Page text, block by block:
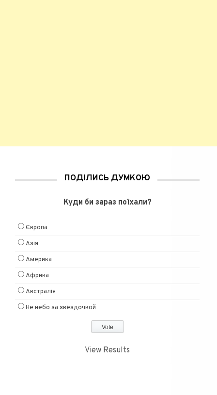
ПОДІЛИСЬ ДУМКОЮ
Куди би зараз поїхали?
Європа
Азія
Америка
Африка
Австралія
Не небо за звёздочкой
View Results